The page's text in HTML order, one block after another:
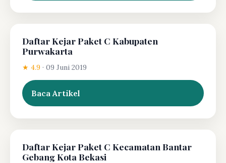
Daftar Kejar Paket C Kabupaten
Purwakarta
★ 4.9 · 09 Juni 2019
Baca Artikel
Daftar Kejar Paket C Kecamatan Bantar
Gebang Kota Bekasi